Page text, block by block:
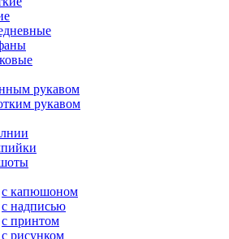
рукавом
рукавом
с капюшоном
с надписью
с принтом
с рисунком